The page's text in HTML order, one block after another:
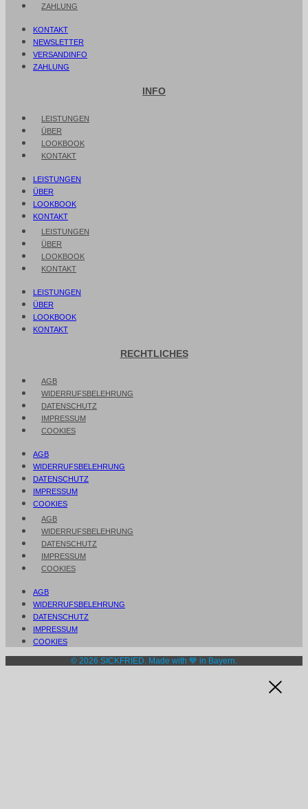
ZAHLUNG
KONTAKT
NEWSLETTER
VERSANDINFO
ZAHLUNG
INFO
LEISTUNGEN
ÜBER
LOOKBOOK
KONTAKT
LEISTUNGEN
ÜBER
LOOKBOOK
KONTAKT
LEISTUNGEN
ÜBER
LOOKBOOK
KONTAKT
LEISTUNGEN
ÜBER
LOOKBOOK
KONTAKT
RECHTLICHES
AGB
WIDERRUFSBELEHRUNG
DATENSCHUTZ
IMPRESSUM
COOKIES
AGB
WIDERRUFSBELEHRUNG
DATENSCHUTZ
IMPRESSUM
COOKIES
AGB
WIDERRUFSBELEHRUNG
DATENSCHUTZ
IMPRESSUM
COOKIES
AGB
WIDERRUFSBELEHRUNG
DATENSCHUTZ
IMPRESSUM
COOKIES
© 2026 SICKFRIED. Made with 💙 in Bayern.